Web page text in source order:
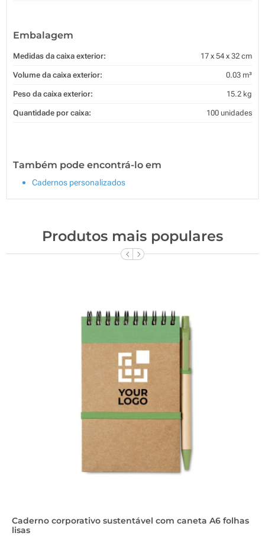
Embalagem
Medidas da caixa exterior: 17 x 54 x 32 cm
Volume da caixa exterior: 0.03 m³
Peso da caixa exterior: 15.2 kg
Quantidade por caixa: 100 unidades
Também pode encontrá-lo em
Cadernos personalizados
Produtos mais populares
Caderno corporativo sustentável com caneta A6 folhas
lisas